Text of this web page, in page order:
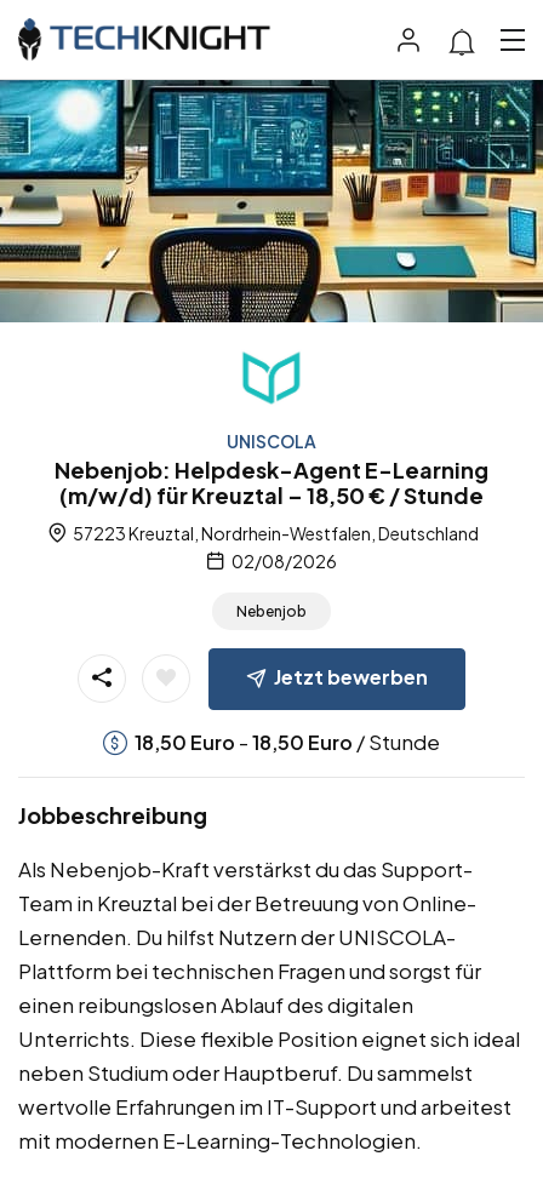
UNISCOLA
Nebenjob: Helpdesk-Agent E-Learning
(m/w/d) für Kreuztal – 18,50 € / Stunde
57223 Kreuztal, Nordrhein-Westfalen, Deutschland
02/08/2026
Nebenjob
Jetzt bewerben
18,50 Euro -18,50 Euro / Stunde
Jobbeschreibung
Als Nebenjob-Kraft verstärkst du das Support-
Team in Kreuztal bei der Betreuung von Online-
Lernenden. Du hilfst Nutzern der UNISCOLA-
Plattform bei technischen Fragen und sorgst für
einen reibungslosen Ablauf des digitalen
Unterrichts. Diese flexible Position eignet sich ideal
neben Studium oder Hauptberuf. Du sammelst
wertvolle Erfahrungen im IT-Support und arbeitest
mit modernen E-Learning-Technologien.